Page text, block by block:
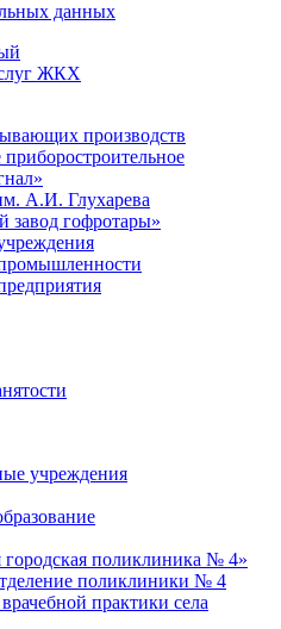
данных
производств
А.И. Глухарева
завод гофротары»
учреждения
городская поликлиника № 4»
поликлиники № 4
практики села